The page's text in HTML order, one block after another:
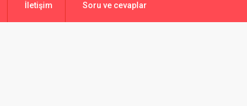
İletişim Soru ve cevaplar